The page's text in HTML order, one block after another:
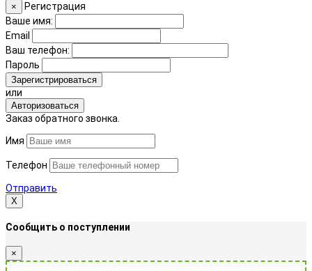
×
Регистрация
Ваше имя:
Email
Ваш телефон:
Пароль
Зарегистрироваться
или
Авторизоваться
Заказ обратного звонка.
Имя
Телефон
Отправить
Х
Сообщить о поступлении
×